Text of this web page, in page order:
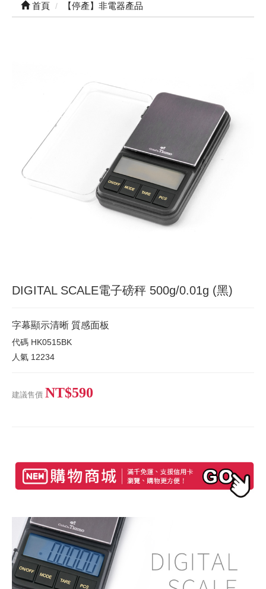
首頁 【停產】非電器產品
DIGITAL SCALE電子磅秤 500g/0.01g (黑)
字幕顯示清晰 質感面板
代碼 HK0515BK
人氣 12234
建議售價 NT$590